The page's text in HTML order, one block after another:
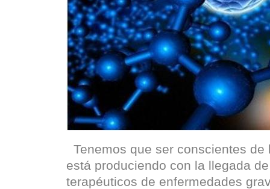
Tenemos que ser conscientes
está produciendo con la llegada
terapéuticos de enfermedades